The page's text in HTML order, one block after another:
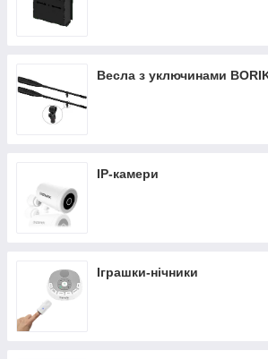
Весла з уключинами
IP-камери
Іграшки-нічники